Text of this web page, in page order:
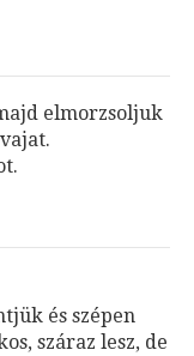
elmorzsoljuk
és szépen
száraz lesz, de